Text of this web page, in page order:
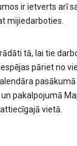
ir ietverts arī
mijiedarboties.
tā, lai tie
pāriet no
pakalpojumā
vietā.